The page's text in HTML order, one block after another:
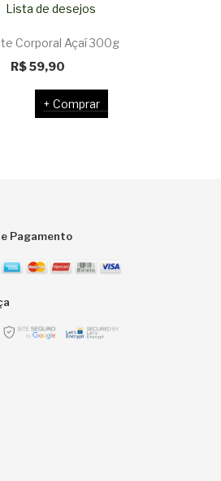
Lista de desejos
Corporal Açaí 300g
R$59,90
Comprar
Pagamento